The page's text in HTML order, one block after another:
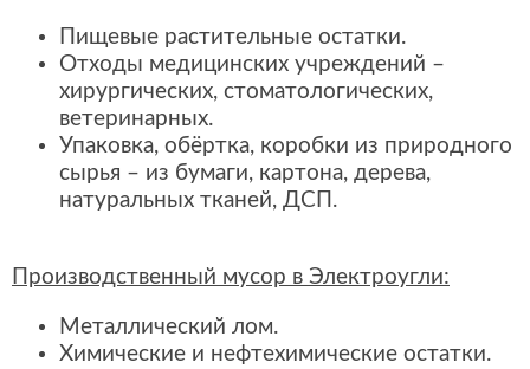
Пищевые растительные остатки.
Отходы медицинских учреждений –
хирургических, стоматологических,
ветеринарных.
Упаковка, обёртка, коробки из природного
сырья – из бумаги, картона, дерева,
натуральных тканей, ДСП.
Производственный мусор в Электроугли:
Металлический лом.
Химические и нефтехимические остатки.